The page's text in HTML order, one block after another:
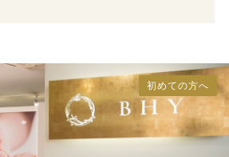
初めての方へ